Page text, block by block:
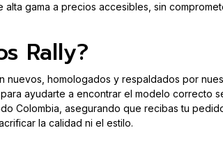
gama a precios accesibles, sin
Rally?
nuevos, homologados y respaldados por
ayudarte a encontrar el modelo correcto
Colombia, asegurando que recibas tu
la calidad ni el estilo.